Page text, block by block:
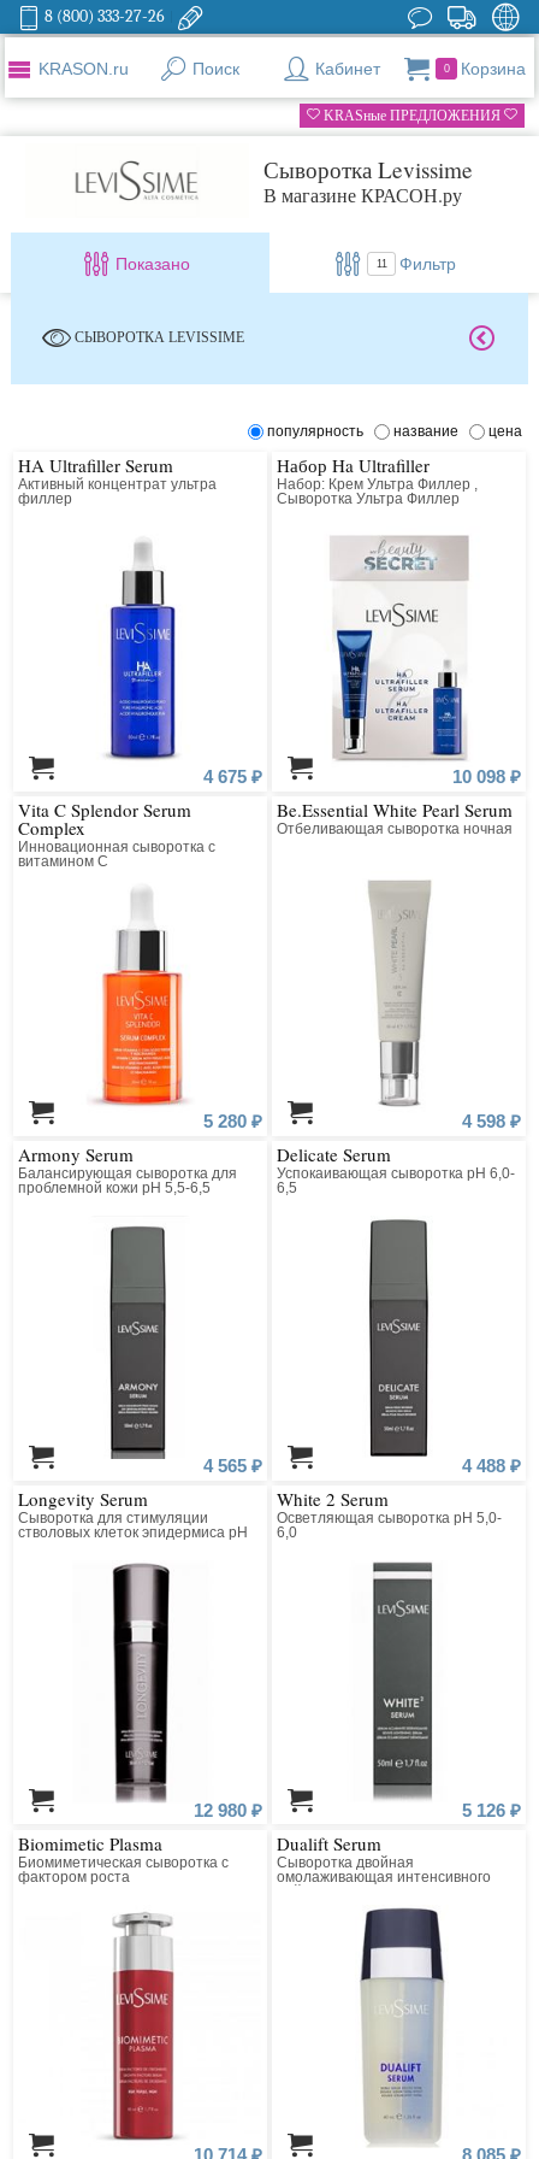
8 (800) 333-27-26
KRASON.ru Поиск Кабинет 0 Корзина
KRASные ПРЕДЛОЖЕНИЯ
Сыворотка Levissime
В магазине КРАСОН.ру
Показано 11 Фильтр
СЫВОРОТКА LEVISSIME
популярность название цена
HA Ultrafiller Serum
Активный концентрат ультра
филлер
4 675 ₽
Набор Ha Ultrafiller
Набор: Крем Ультра Филлер ,
Сыворотка Ультра Филлер
10 098 ₽
Vita C Splendor Serum
Complex
Инновационная сыворотка с
витамином С
5 280 ₽
Be.Essential White Pearl Serum
Отбеливающая сыворотка ночная
4 598 ₽
Armony Serum
Балансирующая сыворотка для
проблемной кожи рН 5,5-6,5
4 565 ₽
Delicate Serum
Успокаивающая сыворотка рН 6,0-
6,5
4 488 ₽
Longevity Serum
Сыворотка для стимуляции
стволовых клеток эпидермиса рН
12 980 ₽
White 2 Serum
Осветляющая сыворотка рН 5,0-
6,0
5 126 ₽
Biomimetic Plasma
Биомиметическая сыворотка с
фактором роста
10 714 ₽
Dualift Serum
Сыворотка двойная
омолаживающая интенсивного
8 085 ₽